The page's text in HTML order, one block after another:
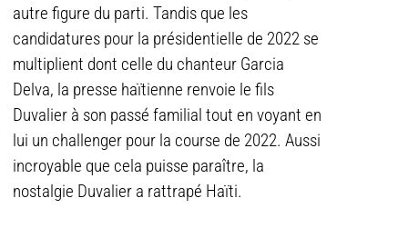
autre figure du parti. Tandis que les
candidatures pour la présidentielle de 2022 se
multiplient dont celle du chanteur Garcia
Delva, la presse haïtienne renvoie le fils
Duvalier à son passé familial tout en voyant en
lui un challenger pour la course de 2022. Aussi
incroyable que cela puisse paraître, la
nostalgie Duvalier a rattrapé Haïti.